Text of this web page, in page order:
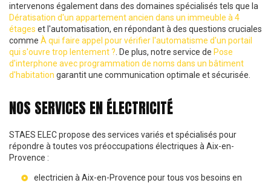
intervenons également dans des domaines spécialisés tels que la
Dératisation d'un appartement ancien dans un immeuble à 4
étages et l'automatisation, en répondant à des questions cruciales
comme À qui faire appel pour vérifier l'automatisme d'un portail
qui s'ouvre trop lentement ? . De plus, notre service de Pose
d'interphone avec programmation de noms dans un bâtiment
d'habitation garantit une communication optimale et sécurisée.
NOS SERVICES EN ÉLECTRICITÉ
STAES ELEC propose des services variés et spécialisés pour
répondre à toutes vos préoccupations électriques à Aix-en-
Provence :
electricien à Aix-en-Provence pour tous vos besoins en